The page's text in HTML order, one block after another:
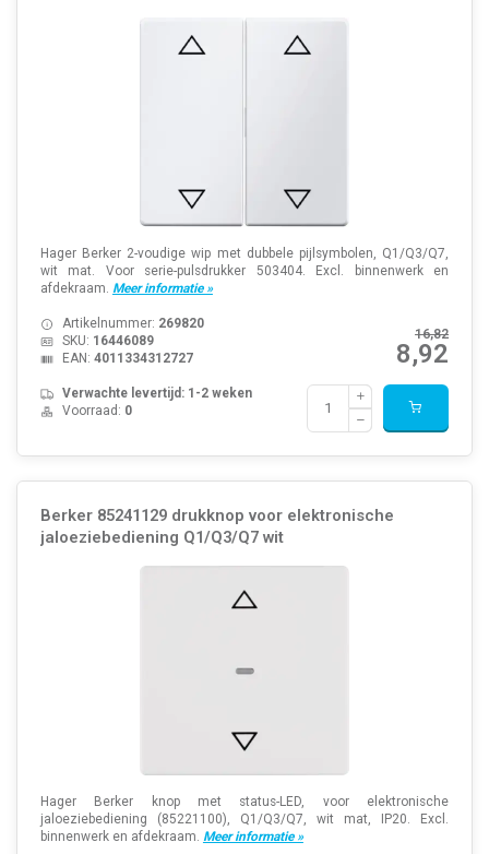
Hager Berker 2-voudige wip met dubbele pijlsymbolen, Q1/Q3/Q7,
wit mat. Voor serie-pulsdrukker 503404. Excl. binnenwerk en
afdekraam. Meer informatie »
16,82
8,92
Artikelnummer: 269820
SKU: 16446089
EAN: 4011334312727
Verwachte levertijd: 1-2 weken
Voorraad: 0
Berker 85241129 drukknop voor elektronische
jaloeziebediening Q1/Q3/Q7 wit
Hager Berker knop met status-LED, voor elektronische
jaloeziebediening (85221100), Q1/Q3/Q7, wit mat, IP20. Excl.
binnenwerk en afdekraam. Meer informatie »